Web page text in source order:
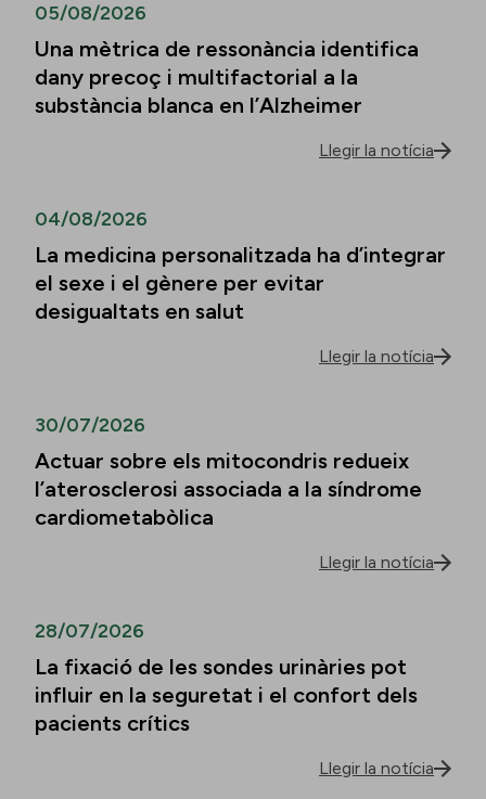
05/08/2026
Una mètrica de ressonància identifica
dany precoç i multifactorial a la
substància blanca en l’Alzheimer
Llegir la notícia
04/08/2026
La medicina personalitzada ha d’integrar
el sexe i el gènere per evitar
desigualtats en salut
Llegir la notícia
30/07/2026
Actuar sobre els mitocondris redueix
l’aterosclerosi associada a la síndrome
cardiometabòlica
Llegir la notícia
28/07/2026
La fixació de les sondes urinàries pot
influir en la seguretat i el confort dels
pacients crítics
Llegir la notícia